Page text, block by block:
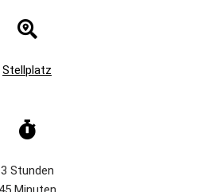
Stellplatz
3 Stunden